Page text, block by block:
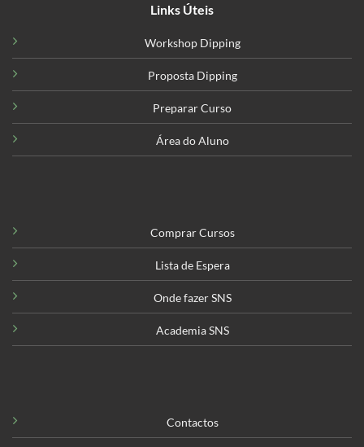
Links Úteis
Workshop Dipping
Proposta Dipping
Preparar Curso
Área do Aluno
Comprar Cursos
Lista de Espera
Onde fazer SNS
Academia SNS
Contactos